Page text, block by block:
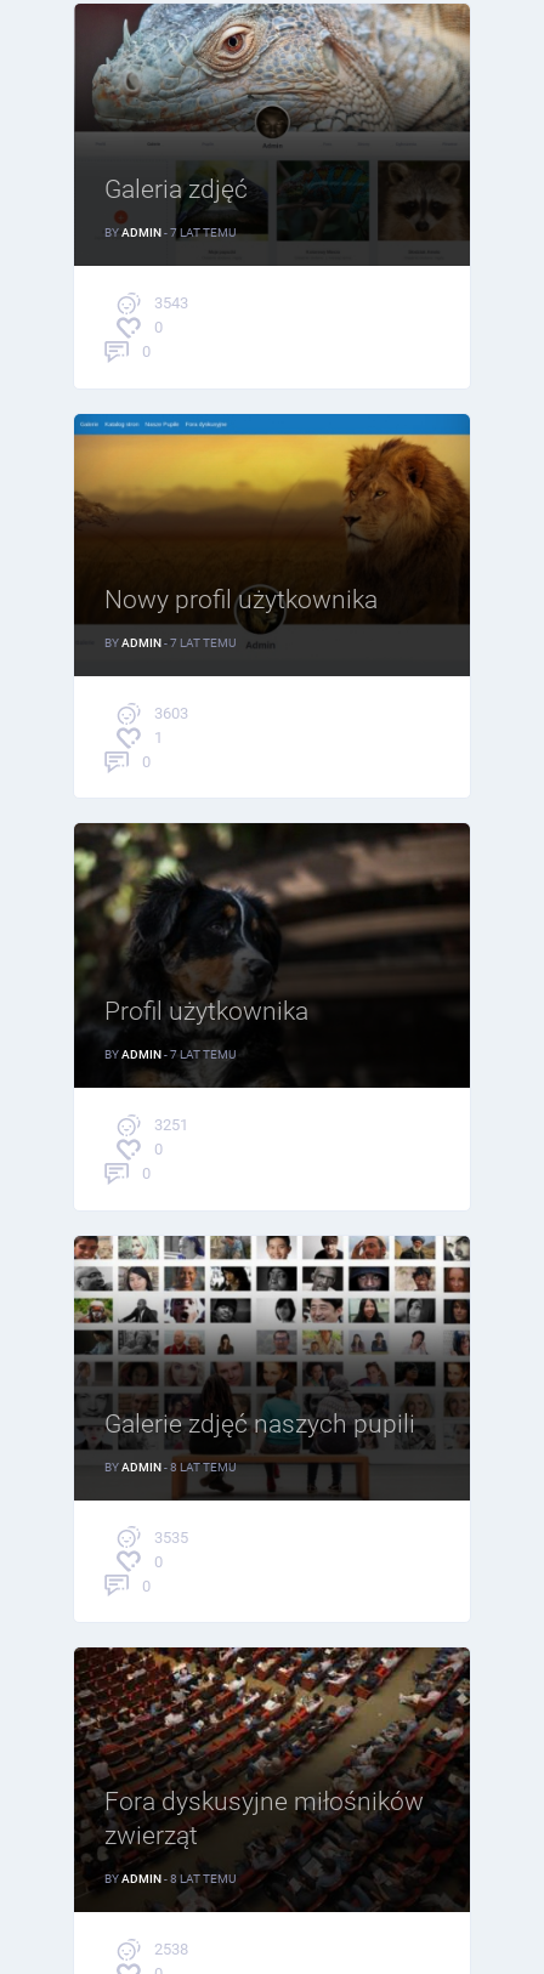
Galeria zdjęć
BYADMIN- 7 LAT TEMU
3543
0
0
Nowy profil użytkownika
BYADMIN- 7 LAT TEMU
3603
1
0
Profil użytkownika
BYADMIN - 7 LAT TEMU
3251
0
0
Galerie zdjęć naszych pupili
BYADMIN- 8 LAT TEMU
3535
0
0
Fora dyskusyjne miłośników
zwierząt
BYADMIN- 8 LAT TEMU
2538